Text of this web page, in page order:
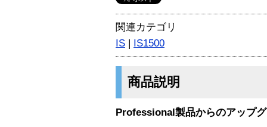
関連カテゴリ
IS | IS1500
商品説明
Professional製品からのアップ